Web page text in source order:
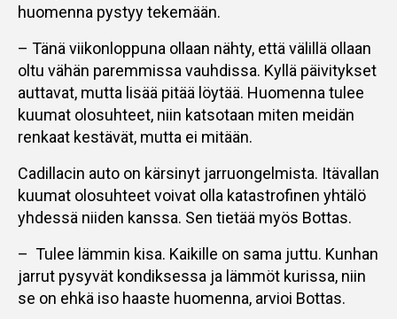
huomenna pystyy tekemään.
– Tänä viikonloppuna ollaan nähty, että välillä ollaan
oltu vähän paremmissa vauhdissa. Kyllä päivitykset
auttavat, mutta lisää pitää löytää. Huomenna tulee
kuumat olosuhteet, niin katsotaan miten meidän
renkaat kestävät, mutta ei mitään.
Cadillacin auto on kärsinyt jarruongelmista. Itävallan
kuumat olosuhteet voivat olla katastrofinen yhtälö
yhdessä niiden kanssa. Sen tietää myös Bottas.
– Tulee lämmin kisa. Kaikille on sama juttu. Kunhan
jarrut pysyvät kondiksessa ja lämmöt kurissa, niin
se on ehkä iso haaste huomenna, arvioi Bottas.